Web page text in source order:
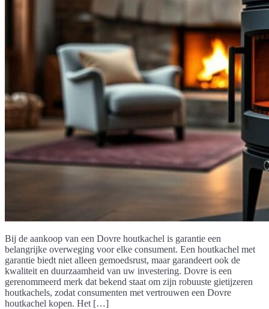
Bij de aankoop van een Dovre houtkachel is garantie een
belangrijke overweging voor elke consument. Een houtkachel met
garantie biedt niet alleen gemoedsrust, maar garandeert ook de
kwaliteit en duurzaamheid van uw investering. Dovre is een
gerenommeerd merk dat bekend staat om zijn robuuste gietijzeren
houtkachels, zodat consumenten met vertrouwen een Dovre
houtkachel kopen. Het […]